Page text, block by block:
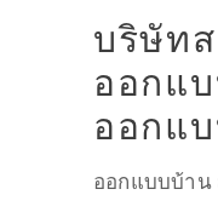
บริษัท
ออกแ
ออกแ
ออกแบบบ้าน